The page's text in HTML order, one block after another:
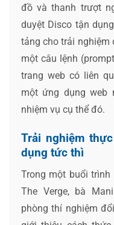
đồ và thanh trượt
duyệt Disco tận
tảng cho trải nghiệm
một câu lệnh
trang web có liên
một ứng dụng web
nhiệm vụ cụ thể đó.
Trải nghiệm
dụng tức thì
Trong một buổi
The Verge, bà
phòng thí nghiệm